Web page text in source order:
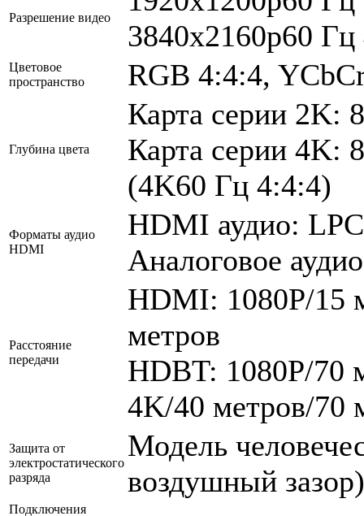
Разрешение видео
3840x2160p60
Цветовое
пространство
RGB 4:4:4,
Глубина цвета
Карта серии 2K:
Карта серии 4K:
(4K60 Гц 4:4:4)
Форматы аудио
HDMI
HDMI аудио:
Аналоговое
Расстояние
передачи
HDMI: 1080P/15
метров
HDBT: 1080P/70
4K/40 метров/70
Защита от
электростатического
разряда
Модель
воздушный
Подключения